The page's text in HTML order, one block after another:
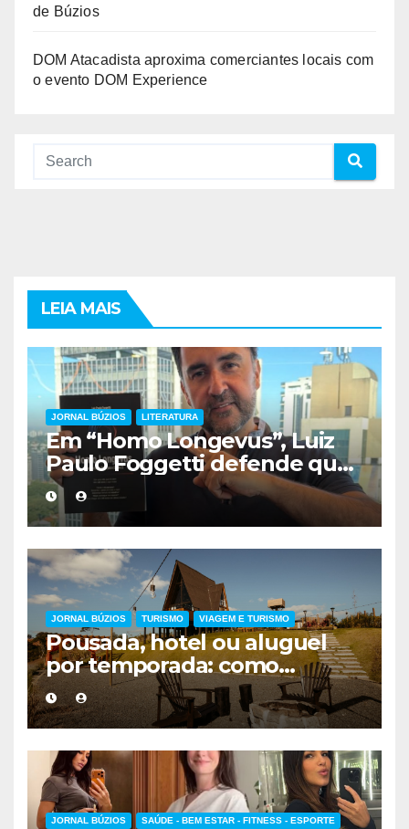
de Búzios
DOM Atacadista aproxima comerciantes locais com
o evento DOM Experience
LEIA MAIS
JORNAL BÚZIOS LITERATURA
Em “Homo Longevus”, Luiz
Paulo Foggetti defende que
viver mais exigirá uma nova
forma de encarar a vida
JORNAL BÚZIOS TURISMO VIAGEM E TURISMO
Pousada, hotel ou aluguel
por temporada: como
escolher a melhor
hospedagem
JORNAL BÚZIOS SAÚDE - BEM ESTAR - FITNESS - ESPORTE